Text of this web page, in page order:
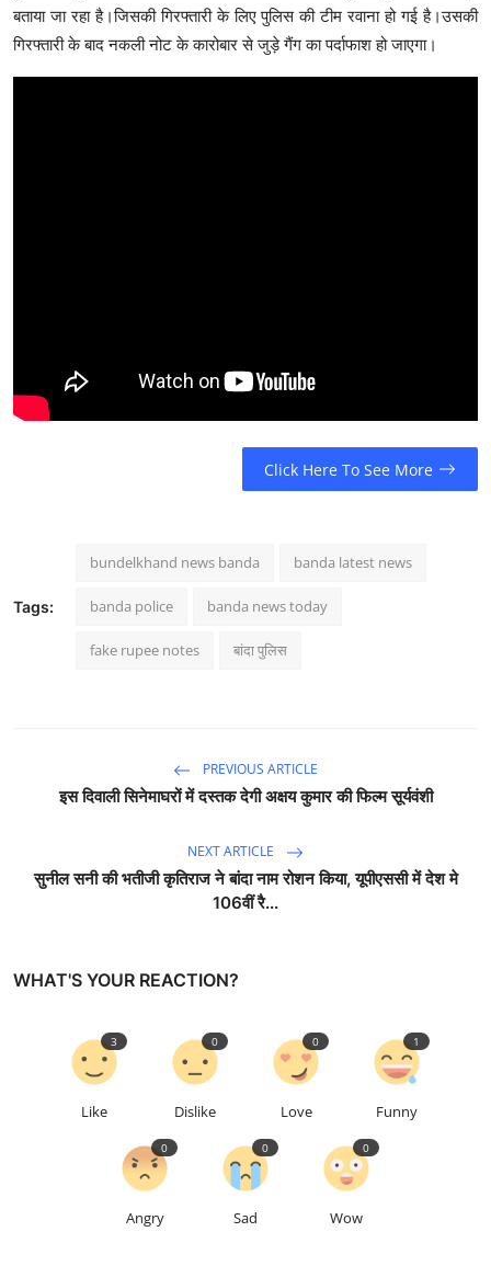
बताया जा रहा है।जिसकी गिरफ्तारी के लिए पुलिस की टीम रवाना हो गई है।उसकी
गिरफ्तारी के बाद नकली नोट के कारोबार से जुड़े गैंग का पर्दाफाश हो जाएगा।
Click Here To See More
Tags:
bundelkhand news banda banda latest news
banda police banda news today
fake rupee notes बांदा पुलिस
PREVIOUS ARTICLE
इस दिवाली सिनेमाघरों में दस्तक देगी अक्षय कुमार की फिल्म सूर्यवंशी
NEXT ARTICLE
सुनील सनी की भतीजी कृतिराज ने बांदा नाम रोशन किया, यूपीएससी में देश मे
106वीं रै...
WHAT'S YOUR REACTION?
Like
3
Dislike
0
Love
0
Funny
1
Angry
0
Sad
0
Wow
0